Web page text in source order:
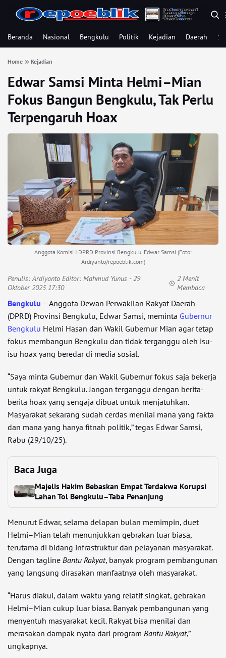
Beranda Nasional Bengkulu Politik Kejadian Daerah
Home Kejadian
Edwar Samsi Minta Helmi–Mian
Fokus Bangun Bengkulu, Tak Perlu
Terpengaruh Hoax
Anggota Komisi I DPRD Provinsi Bengkulu, Edwar Samsi (Foto:
Ardiyanto/repoeblik.com)
Penulis:Ardiyanto Editor: Mahmud Yunus - 29
Oktober 2025 17:30
2 Menit
Membaca
Bengkulu – Anggota Dewan Perwakilan Rakyat Daerah
(DPRD) Provinsi Bengkulu, Edwar Samsi, meminta Gubernur
Bengkulu Helmi Hasan dan Wakil Gubernur Mian agar tetap
fokus membangun Bengkulu dan tidak terganggu oleh isu-
isu hoax yang beredar di media sosial.
“Saya minta Gubernur dan Wakil Gubernur fokus saja bekerja
untuk rakyat Bengkulu. Jangan terganggu dengan berita-
berita hoax yang sengaja dibuat untuk menjatuhkan.
Masyarakat sekarang sudah cerdas menilai mana yang fakta
dan mana yang hanya fitnah politik,” tegas Edwar Samsi,
Rabu (29/10/25).
Baca Juga
Majelis Hakim Bebaskan Empat Terdakwa Korupsi
Lahan Tol Bengkulu–Taba Penanjung
Menurut Edwar, selama delapan bulan memimpin, duet
Helmi–Mian telah menunjukkan gebrakan luar biasa,
terutama di bidang infrastruktur dan pelayanan masyarakat.
Dengan tagline Bantu Rakyat, banyak program pembangunan
yang langsung dirasakan manfaatnya oleh masyarakat.
“Harus diakui, dalam waktu yang relatif singkat, gebrakan
Helmi–Mian cukup luar biasa. Banyak pembangunan yang
menyentuh masyarakat kecil. Rakyat bisa menilai dan
merasakan dampak nyata dari program Bantu Rakyat,”
ungkapnya.